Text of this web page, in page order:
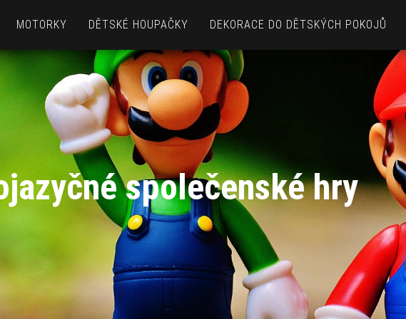
MOTORKY DĚTSKÉ HOUPAČKY DEKORACE DO DĚTSKÝCH POKOJŮ
společenské hry